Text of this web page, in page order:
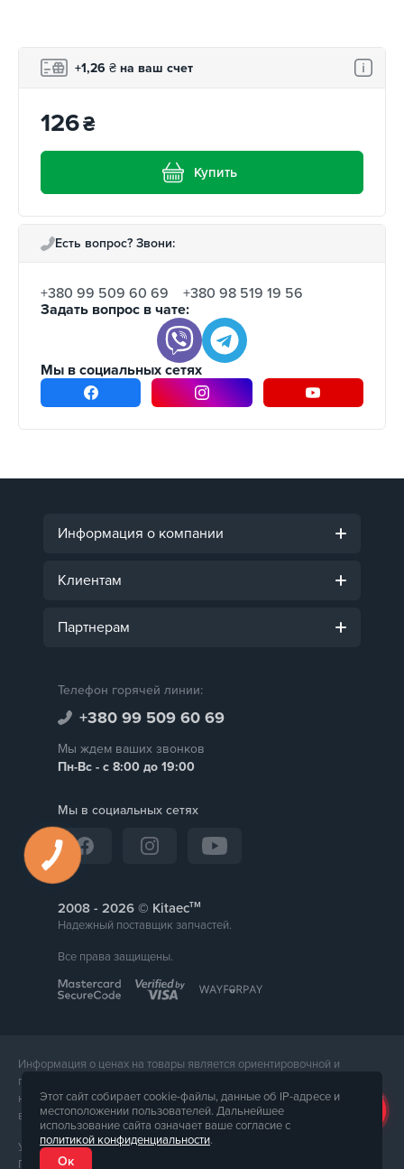
+1,26 ₴ на ваш счет
126₴
Купить
Есть вопрос? Звони:
+380 99 509 60 69
+380 98 519 19 56
Задать вопрос в чате:
Мы в социальных сетях
Информация о компании
Клиентам
Партнерам
Телефон горячей линии:
+380 99 509 60 69
Мы ждем ваших звонков
Пн-Вс - с 8:00 до 19:00
Мы в социальных сетях
2008 - © Kitaecтм
Надежный поставщик запчастей.
Все права защищены.
Информация о ценах на товары является ориентировочной и
предоставляется для справки. Точная стоимость товара будет
названа менеджером магазина при подтверждении заказа. Внешний
вид и комплектация товара может отличаться от его фотографии.
Услуги предоставляет ФЛП Тюпа Петр Павлович, ИПН 2770105454.
Политика конфиденциальности доступна по
Этот сайт собирает cookie-файлы, данные об IP-адресе и
местоположении пользователей. Дальнейшее
использование сайта означает ваше согласие с
политикой конфиденциальности.
Ок